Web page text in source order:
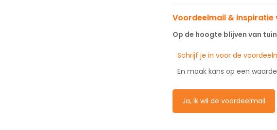
Voordeelmail & inspiratie
Op de hoogte blijven van
Schrijf je in voor de
En maak kans op een
Ja, ik wil de voordeelmail